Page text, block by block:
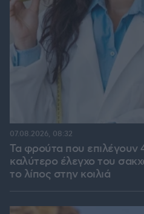
Τα φρούτα που επιλέγουν
καλύτερο έλεγχο του
το λίπος στην κοιλιά
07.08.2026, 08:32